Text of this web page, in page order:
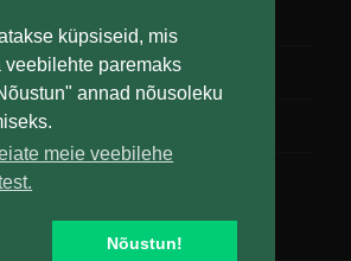
küpsiseid, mis
paremaks
annad nõusoleku
meie veebilehe
Nõustun!
Teabesalv
Liitu uudiskirjaga